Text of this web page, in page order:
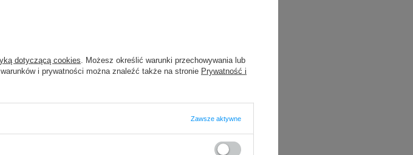
dotyczącą cookies . Możesz określić warunki przechowywania lub
i prywatności można znaleźć także na stronie Prywatność i
Zawsze aktywne